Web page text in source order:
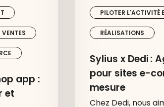
VENTES
app :
et
PILOTER L'ACTIVITÉ
RÉALISATIONS
Sylius x Dedi :
pour sites e-
mesure
Chez Dedi, nous